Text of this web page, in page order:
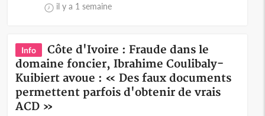
il y a 1 semaine
Info
Côte d'Ivoire : Fraude dans le
domaine foncier, Ibrahime Coulibaly-
Kuibiert avoue : « Des faux documents
permettent parfois d'obtenir de vrais
ACD »